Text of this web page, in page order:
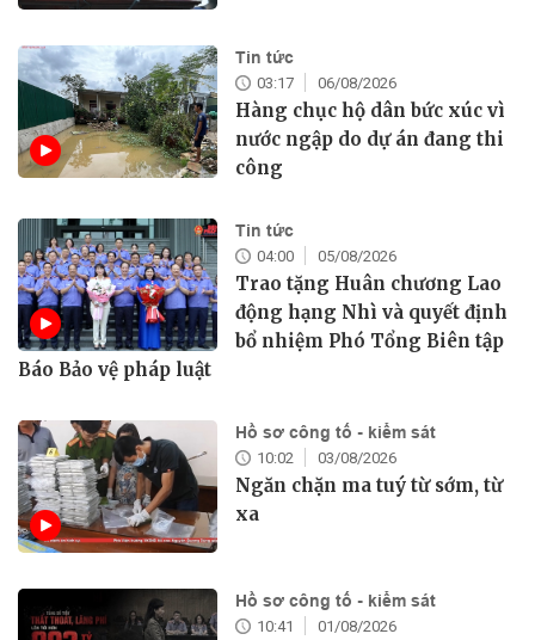
Tin tức
03:17 06/08/2026
Hàng chục hộ dân bức xúc vì
nước ngập do dự án đang thi
công
Tin tức
04:00 05/08/2026
Trao tặng Huân chương Lao
động hạng Nhì và quyết định
bổ nhiệm Phó Tổng Biên tập
Báo Bảo vệ pháp luật
Hồ sơ công tố - kiểm sát
10:02 03/08/2026
Ngăn chặn ma tuý từ sớm, từ
xa
Hồ sơ công tố - kiểm sát
10:41 01/08/2026